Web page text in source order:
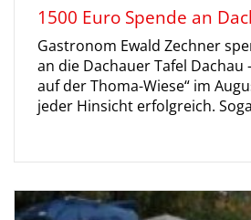
1500 Euro Spende an
Gastronom Ewald Zechner
an die Dachauer Tafel Dachau
auf der Thoma-Wiese“ im
jeder Hinsicht erfolgreich.